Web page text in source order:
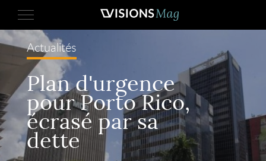
Actualités
Plan d'urgence
pour Porto Rico,
écrasé par sa
dette